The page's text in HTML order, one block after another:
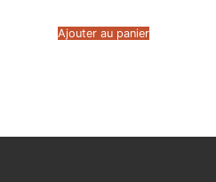
Ajouter au panier